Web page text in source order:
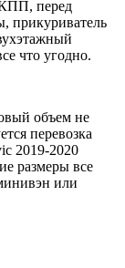
КПП, перед
прикуриватель
что угодно.
объем не
перевозка
2019-2020
размеры все
или